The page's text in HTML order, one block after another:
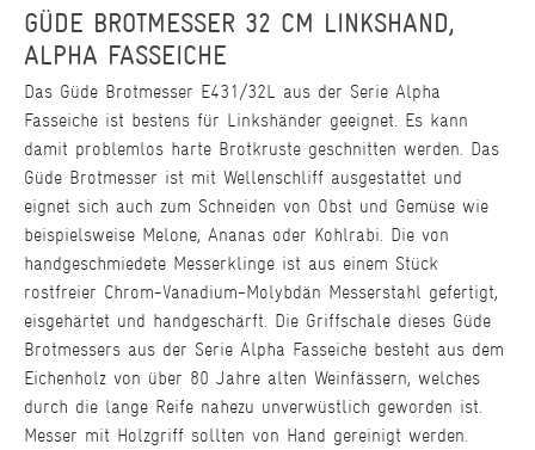
GÜDE BROTMESSER 32 CM LINKSHAND,
ALPHA FASSEICHE
Das Güde Brotmesser E431/32L aus der Serie Alpha
Fasseiche ist bestens für Linkshänder geeignet. Es kann
damit problemlos harte Brotkruste geschnitten werden. Das
Güde Brotmesser ist mit Wellenschliff ausgestattet und
eignet sich auch zum Schneiden von Obst und Gemüse wie
beispielsweise Melone, Ananas oder Kohlrabi. Die von
handgeschmiedete Messerklinge ist aus einem Stück
rostfreier Chrom-Vanadium-Molybdän Messerstahl gefertigt,
eisgehärtet und handgeschärft. Die Griffschale dieses Güde
Brotmessers aus der Serie Alpha Fasseiche besteht aus dem
Eichenholz von über 80 Jahre alten Weinfässern, welches
durch die lange Reife nahezu unverwüstlich geworden ist.
Messer mit Holzgriff sollten von Hand gereinigt werden.